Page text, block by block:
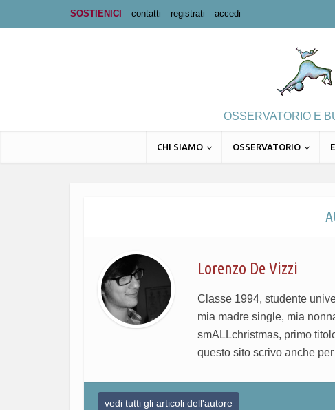
SOSTIENICI contatti registrati accedi
OSSERVATORIO E
CHI SIAMO OSSERVATORIO
Lorenzo De Vizzi
Classe 1994, studente
mia madre single, mia
smALLchristmas, primo
questo sito scrivo anche per
vedi tutti gli articoli dell'autore